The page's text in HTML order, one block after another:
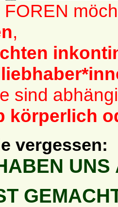
FOREN
,
sind
körperlich
vergessen:
UNS